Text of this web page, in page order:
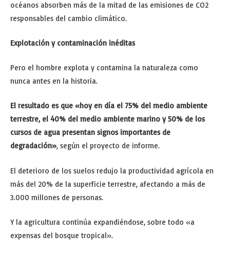
océanos absorben más de la mitad de las emisiones de CO2
responsables del cambio climático.
Explotación y contaminación inéditas
Pero el hombre explota y contamina la naturaleza como
nunca antes en la historia.
El resultado es que «hoy en día el 75% del medio ambiente
terrestre, el 40% del medio ambiente marino y 50% de los
cursos de agua presentan signos importantes de
degradación», según el proyecto de informe.
El deterioro de los suelos redujo la productividad agrícola en
más del 20% de la superficie terrestre, afectando a más de
3.000 millones de personas.
Y la agricultura continúa expandiéndose, sobre todo «a
expensas del bosque tropical».